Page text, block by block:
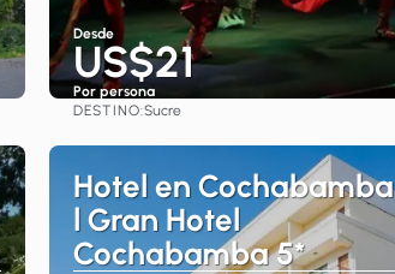
Desde
US$21
Por persona
DESTINO:Sucre
Hotel en Cochabamba
l Gran Hotel
Cochabamba 5*